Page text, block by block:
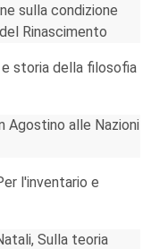
sulla condizione
Rinascimento
storia della filosofia
Agostino alle Nazioni
l'inventario e
Sulla teoria